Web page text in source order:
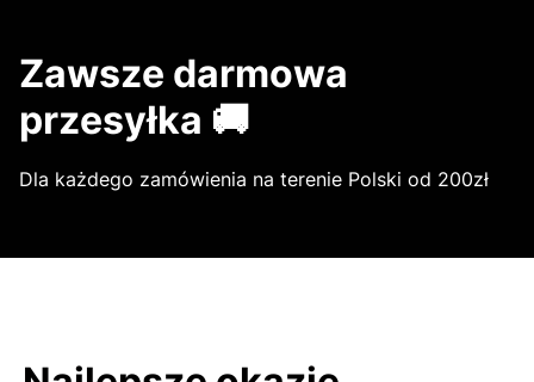
Zawsze darmowa
przesyłka 🚚
Dla każdego zamówienia na terenie Polski od 200zł